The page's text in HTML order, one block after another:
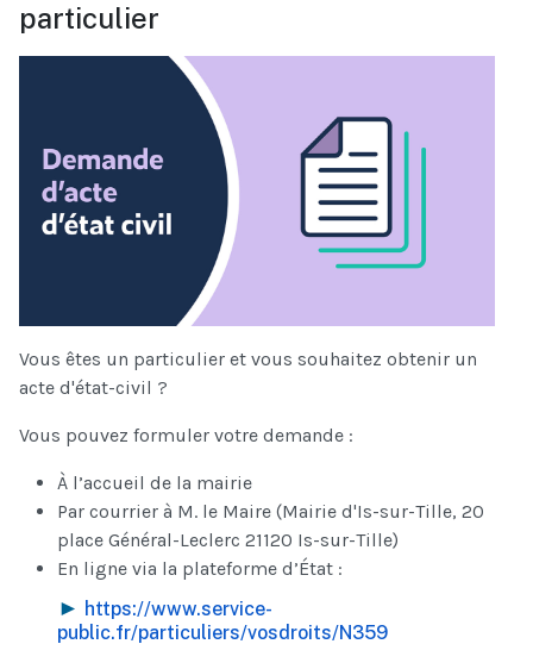
particulier
Vous êtes un particulier et vous souhaitez obtenir un
acte d'état-civil ?
Vous pouvez formuler votre demande :
À l’accueil de la mairie
Par courrier à M. le Maire (Mairie d'Is-sur-Tille, 20
place Général-Leclerc 21120 Is-sur-Tille)
En ligne via la plateforme d’État :
► https://www.service-
public.fr/particuliers/vosdroits/N359